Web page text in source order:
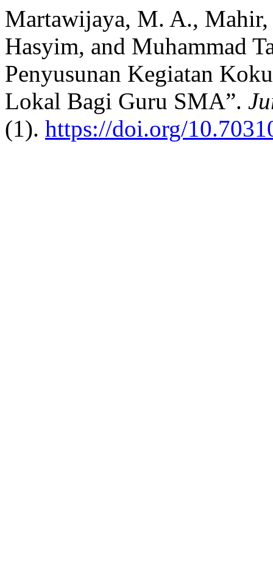
Martawijaya, M. A.,
Hasyim, and Muhammad
Penyusunan Kegiatan
Lokal Bagi Guru SMA”.
(1). https://doi.org/